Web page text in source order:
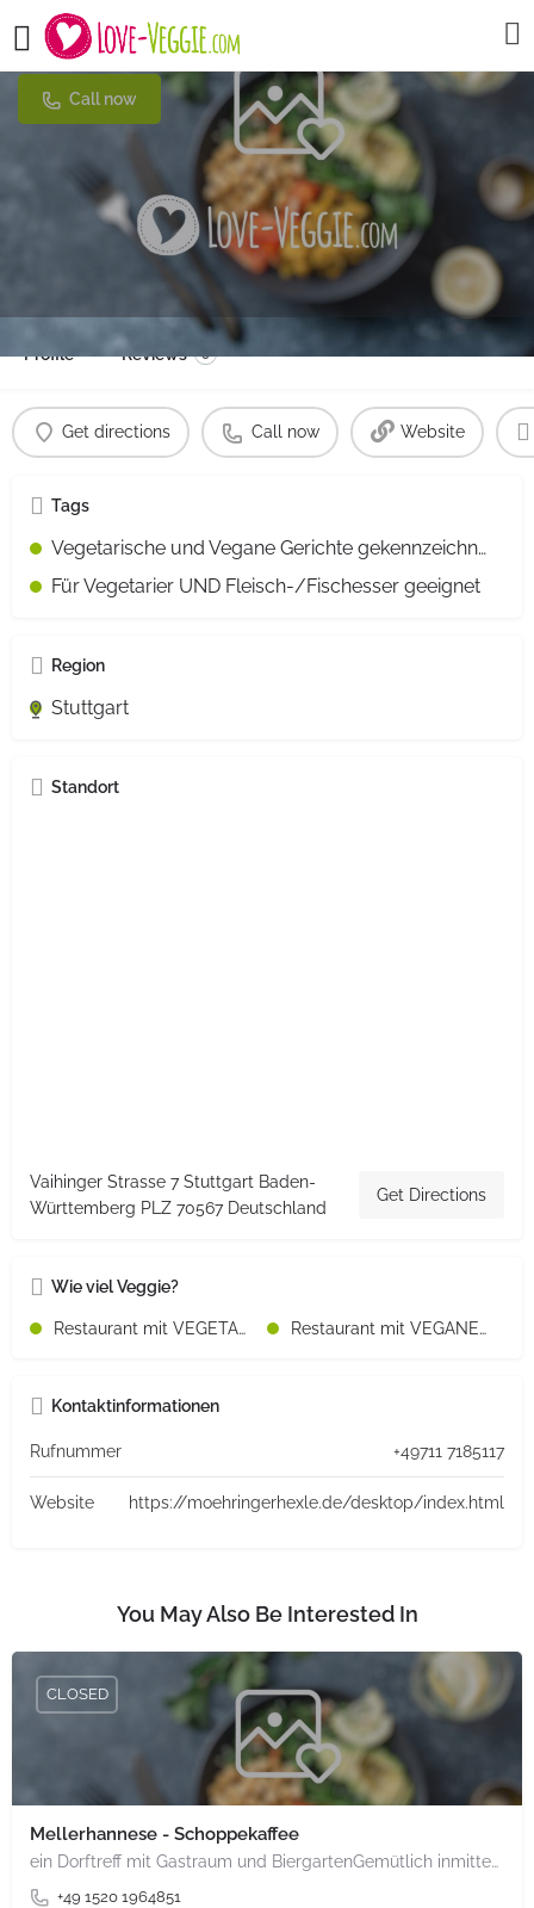
Möhringer Hexle
Call now
Profile Reviews 0
Get directions Call now Website
Tags
Vegetarische und Vegane Gerichte gekennzeichnet
Für Vegetarier UND Fleisch-/Fischesser geeignet
Region
Stuttgart
Standort
Vaihinger Strasse 7 Stuttgart Baden-
Württemberg PLZ 70567 Deutschland
Get Directions
Wie viel Veggie?
Restaurant mit VEGETARISCHEN Speisen Restaurant mit VEGANEN Speisen
Kontaktinformationen
Rufnummer +49711 7185117
Website https://moehringerhexle.de/desktop/index.html
You May Also Be Interested In
Mellerhannese - Schoppekaffee
ein Dorftreff mit Gastraum und BiergartenGemütlich inmitten unserem idyllischen Trais Münzenberg, entlang…
+49 1520 1964851
CLOSED